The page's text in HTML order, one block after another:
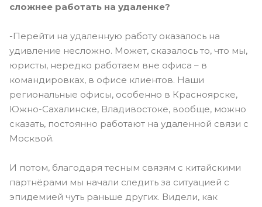
сложнее работать на удаленке?
-Перейти на удаленную работу оказалось на
удивление несложно. Может, сказалось то, что мы,
юристы, нередко работаем вне офиса – в
командировках, в офисе клиентов. Наши
региональные офисы, особенно в Красноярске,
Южно-Сахалинске, Владивостоке, вообще, можно
сказать, постоянно работают на удаленной связи с
Москвой.
И потом, благодаря тесным связям с китайскими
партнёрами мы начали следить за ситуацией с
эпидемией чуть раньше других. Видели, как